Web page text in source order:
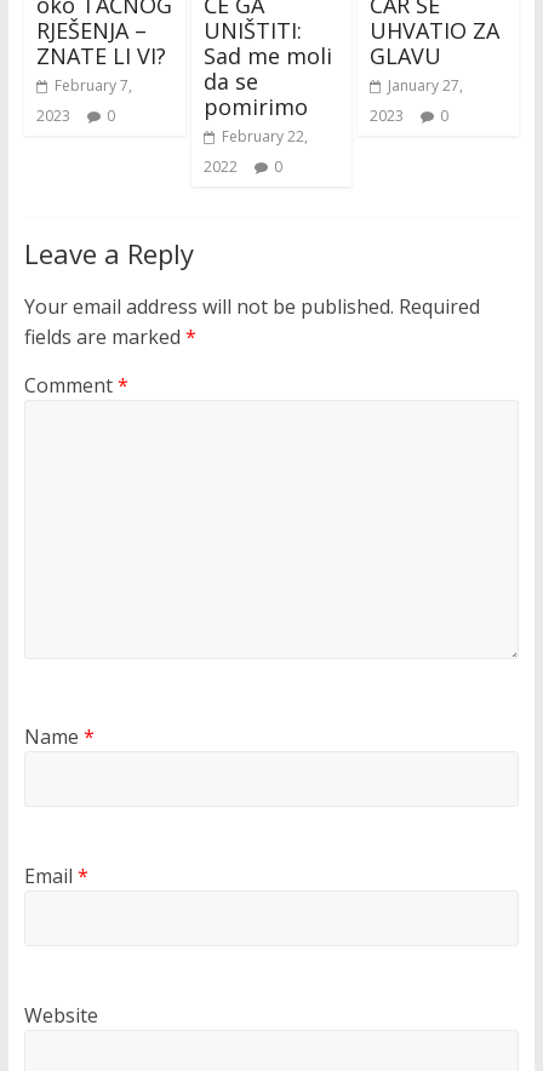
RJEŠENJA –
ZNATE LI VI?
February 7,
2023
0
UNIŠTITI:
Sad me moli
da se
pomirimo
February 22,
2022
0
UHVATIO ZA
GLAVU
January 27,
2023
0
Leave a Reply
Your email address will not be published. Required
fields are marked *
Comment*
Name *
Email *
Website